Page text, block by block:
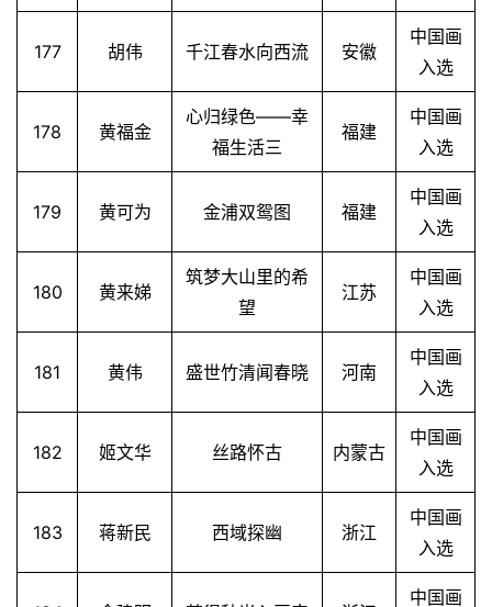
177 胡伟 千江春水向西流 安徽
中国画
入选
178 黄福金
心归绿色——幸
福生活三
福建
中国画
入选
179 黄可为 金浦双鸳图 福建
中国画
入选
180 黄来娣
筑梦大山里的希
望
江苏
中国画
入选
181 黄伟 盛世竹清闻春晓 河南
中国画
入选
182 姬文华 丝路怀古 内蒙古
中国画
入选
183 蒋新民 西域探幽 浙江
中国画
入选
中国画